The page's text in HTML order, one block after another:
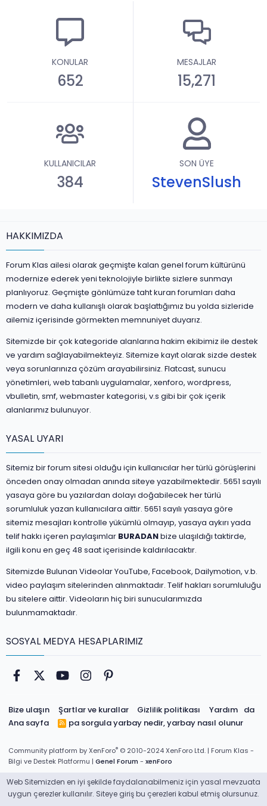
KONULAR
652
MESAJLAR
15,271
KULLANICILAR
384
SON ÜYE
StevenSlush
HAKKIMIZDA
Forum Klas ailesi olarak geçmişte kalan genel forum kültürünü
modernize ederek yeni teknolojiyle birlikte sizlere sunmayı
planlıyoruz. Geçmişte gönlümüze taht kuran forumları daha
modern ve daha kullanışlı olarak başlattığımız bu yolda sizleride
ailemiz içerisinde görmekten memnuniyet duyarız.
Sitemizde bir çok kategoride alanlarına hakim ekibimiz ile destek
ve yardım sağlayabilmekteyiz. Sitemize kayıt olarak sizde destek
veya sorunlarınıza çözüm arayabilirsiniz. Flatcast, sunucu
yönetimleri, web tabanlı uygulamalar, xenforo, wordpress,
vbulletin, smf, webmaster kategorisi, v.s gibi bir çok içerik
alanlarımız bulunuyor.
YASAL UYARI
Sitemiz bir forum sitesi olduğu için kullanıcılar her türlü görüşlerini
önceden onay olmadan anında siteye yazabilmektedir. 5651 sayılı
yasaya göre bu yazılardan dolayı doğabilecek her türlü
sorumluluk yazan kullanıcılara aittir. 5651 sayılı yasaya göre
sitemiz mesajları kontrolle yükümlü olmayıp, yasaya aykırı yada
telif hakkı içeren paylaşımlar BURADANbize ulaşıldığı taktirde,
ilgili konu en geç 48 saat içerisinde kaldırılacaktır.
Sitemizde Bulunan Videolar YouTube, Facebook, Dailymotion, v.b.
video paylaşım sitelerinden alınmaktadır. Telif hakları sorumluluğu
bu sitelere aittir. Videoların hiç biri sunucularımızda
bulunmamaktadır.
SOSYAL MEDYA HESAPLARIMIZ
Facebook
Twitter youtubeInstagram
Bize ulaşın Şartlar ve kurallar Gizlilik politikası
Yardım
Ana sayfa
da
pa sorgulayarbay nedir, yarbay nasıl olunur
R
S
Community platform by XenForo® © 2010-2024 XenForo Ltd. | Forum Klas -
Bilgi ve Destek Platformu | Genel Forum - xenForo
Web Sitemizden en iyi şekilde faydalanabilmeniz için yasal mevzuata
uygun çerezler kullanılır. Siteye giriş bu çerezleri kabul etmiş olursunuz.